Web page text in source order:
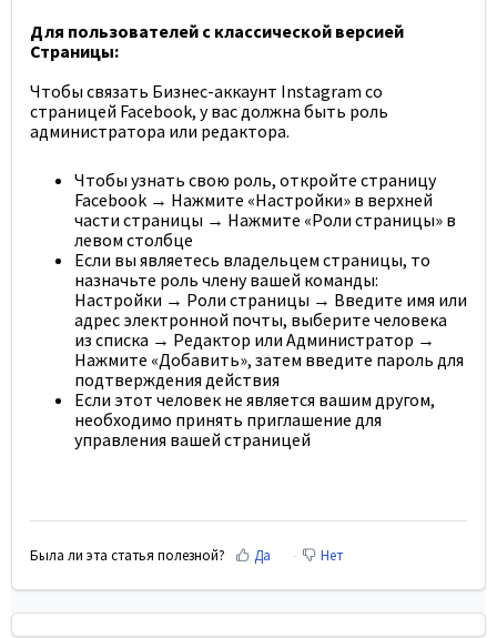
Для пользователей с классической версией
Страницы:
Чтобы связать Бизнес-аккаунт Instagram со
страницей Facebook, у вас должна быть роль
администратора или редактора.
Чтобы узнать свою роль, откройте страницу
Facebook → Нажмите «Настройки» в верхней
части страницы → Нажмите «Роли страницы» в
левом столбце
Если вы являетесь владельцем страницы, то
назначьте роль члену вашей команды:
Настройки → Роли страницы → Введите имя или
адрес электронной почты, выберите человека
из списка → Редактор или Администратор →
Нажмите «Добавить», затем введите пароль для
подтверждения действия
Если этот человек не является вашим другом,
необходимо принять приглашение для
управления вашей страницей
Была ли эта статья полезной? Да Нет